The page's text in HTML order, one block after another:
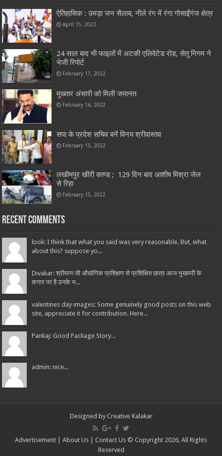
ऐतिहासिक : उमड़ा जन सैलाब, नीले रंग में रंगा गोसाईंगंज क्षेत्र
April 15, 2023
24 साल बाद भी फाइलों में अटकी एलिवेटेड रोड, सेतु निगम ने
भेजी रिपोर्ट
February 17, 2022
मुख्तार अंसारी को मिली जमानत
February 16, 2022
सपा के प्रदेश सचिव बनें विनय श्रीवास्तव
February 15, 2022
लखीमपुर खीरी काण्ड ; 129 दिन बाद आशीष मिश्रा जेल
से रिहा
February 15, 2022
Recent Comments
look: I think that what you said was very reasonable. But, what
about this? suppose yo...
Divakar: श्रीमान जी औद्योगिक प्रशिक्षण से प्रशिक्षित छात्र आज भुखमरी के
कगार पर है उनके भ...
valentines day images: Some genuinely good posts on this web
site, appreciate it for contribution. Here...
Pankaj: Good Package Story...
admin: nice...
Designed by Creative Kalakar
Advertisement About Us Contact Us © Copyright 2026, All Rights
Reserved